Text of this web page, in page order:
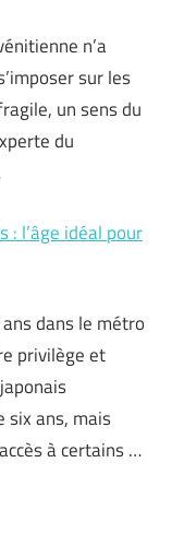
n’a
sur les
un sens du
du
: l’âge idéal pour
dans le métro
privilège et
six ans, mais
à certains …